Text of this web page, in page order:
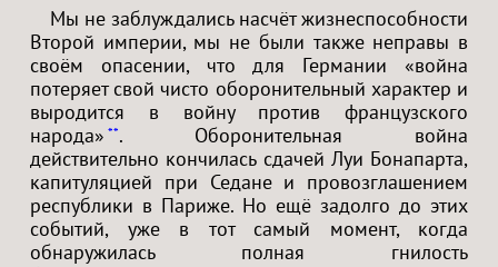
Мы не заблуждались насчёт жизнеспособности
Второй империи, мы не были также неправы в
своём опасении, что для Германии «война
потеряет свой чисто оборонительный характер и
выродится в войну против французского
народа» **. Оборонительная война
действительно кончилась сдачей Луи Бонапарта,
капитуляцией при Седане и провозглашением
республики в Париже. Но ещё задолго до этих
событий, уже в тот самый момент, когда
обнаружилась полная гнилость